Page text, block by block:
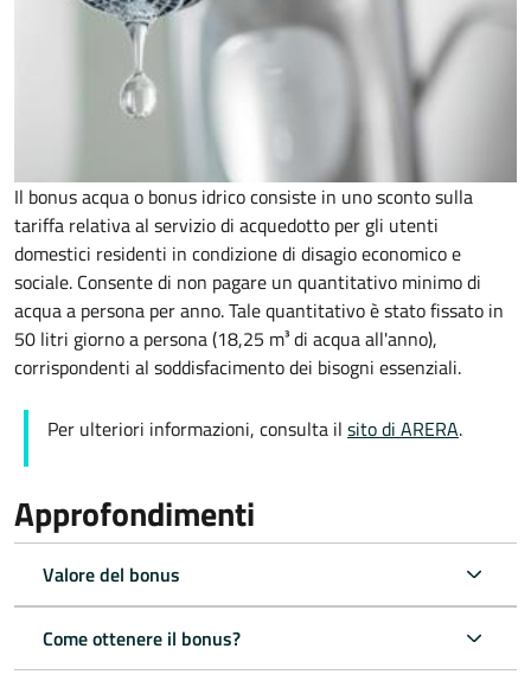
Il bonus acqua o bonus idrico consiste in uno sconto sulla
tariffa relativa al servizio di acquedotto per gli utenti
domestici residenti in condizione di disagio economico e
sociale. Consente di non pagare un quantitativo minimo di
acqua a persona per anno. Tale quantitativo è stato fissato in
50 litri giorno a persona (18,25 m³ di acqua all'anno),
corrispondenti al soddisfacimento dei bisogni essenziali.
Per ulteriori informazioni, consulta il sito di ARERA.
Approfondimenti
Valore del bonus
Come ottenere il bonus?